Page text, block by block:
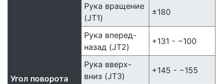
Угол поворота
Рука вращение
(JT1)
±180
Рука вперед-
назад (JT2)
+131 - −100
Рука вверх-
вниз (JT3)
+145 - −155